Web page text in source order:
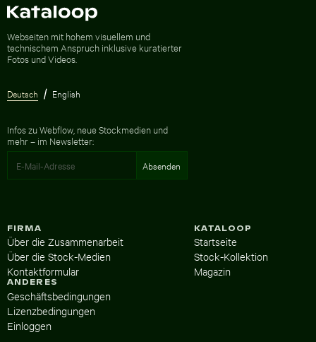
Webseiten mit hohem visuellem und
technischem Anspruch inklusive kuratierter
Fotos und Videos.
Deutsch English
Infos zu Webflow, neue Stockmedien und
mehr – im Newsletter:
KATALOOP
Startseite
Stock-Kollektion
Magazin
FIRMA
Über die Zusammenarbeit
Über die Stock-Medien
Kontaktformular
ANDERES
Geschäftsbedingungen
Lizenzbedingungen
Einloggen